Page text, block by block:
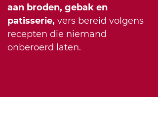
aan broden, gebak en
patisserie, vers bereid volgens
recepten die niemand
onberoerd laten.